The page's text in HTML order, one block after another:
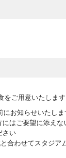
ご用意いたします
にお知らせいたし
はご要望に添え
さい
合わせてスタジア